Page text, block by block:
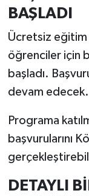
BAŞLADI
Ücretsiz
öğrenciler için
başladı.
devam edecek.
Programa
başvurularını
DETAYLI